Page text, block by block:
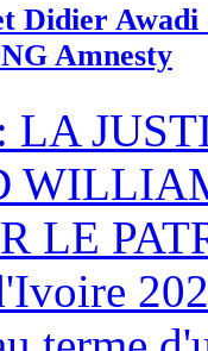
Didier
Amnesty
LA
LE